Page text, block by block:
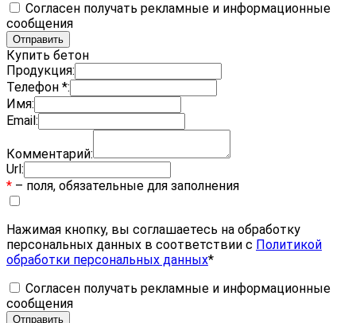
Согласен получать рекламные и информационные
сообщения
Купить бетон
Продукция:
Телефон *:
Имя:
Email:
Комментарий:
Url:
* – поля, обязательные для заполнения
Нажимая кнопку, вы соглашаетесь на обработку
персональных данных в соответствии с Политикой
обработки персональных данных*
Согласен получать рекламные и информационные
сообщения